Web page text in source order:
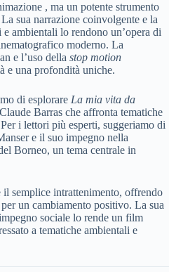
, ma un potente strumento
sua narrazione coinvolgente e la
ambientali lo rendono un’opera di
moderno. La
e l’uso della stop motion
e una profondità uniche.
di esplorare La mia vita da
Barras che affronta tematiche
i lettori più esperti, suggeriamo di
e il suo impegno nella
Borneo, un tema centrale in
il semplice intrattenimento, offrendo
un cambiamento positivo. La sua
sociale lo rende un film
a tematiche ambientali e